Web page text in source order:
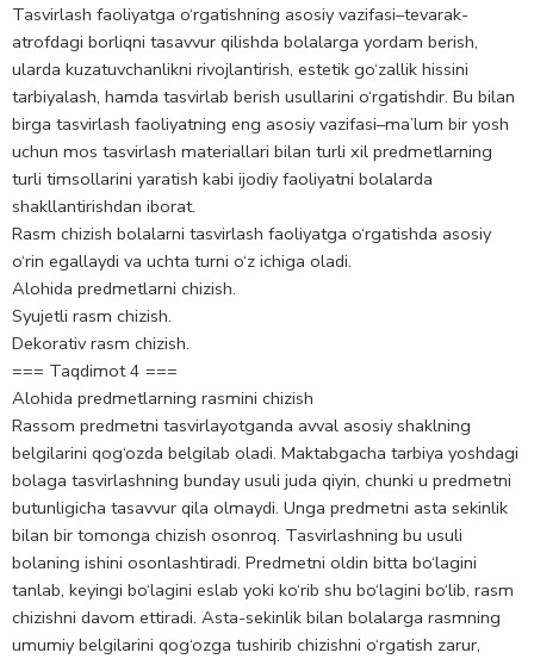
Tasvirlash faoliyatga o‘rgatishning asosiy vazifasi–tevarak-
atrofdagi borliqni tasavvur qilishda bolalarga yordam berish,
ularda kuzatuvchanlikni rivojlantirish, estetik go‘zallik hissini
tarbiyalash, hamda tasvirlab berish usullarini o‘rgatishdir. Bu bilan
birga tasvirlash faoliyatning eng asosiy vazifasi–ma’lum bir yosh
uchun mos tasvirlash materiallari bilan turli xil predmetlarning
turli timsollarini yaratish kabi ijodiy faoliyatni bolalarda
shakllantirishdan iborat.
Rasm chizish bolalarni tasvirlash faoliyatga o‘rgatishda asosiy
o‘rin egallaydi va uchta turni o‘z ichiga oladi.
Alohida predmetlarni chizish.
Syujetli rasm chizish.
Dekorativ rasm chizish.
=== Taqdimot 4 ===
Alohida predmetlarning rasmini chizish
Rassom predmetni tasvirlayotganda avval asosiy shaklning
belgilarini qog‘ozda belgilab oladi. Maktabgacha tarbiya yoshdagi
bolaga tasvirlashning bunday usuli juda qiyin, chunki u predmetni
butunligicha tasavvur qila olmaydi. Unga predmetni asta sekinlik
bilan bir tomonga chizish osonroq. Tasvirlashning bu usuli
bolaning ishini osonlashtiradi. Predmetni oldin bitta bo‘lagini
tanlab, keyingi bo‘lagini eslab yoki ko‘rib shu bo‘lagini bo‘lib, rasm
chizishni davom ettiradi. Asta-sekinlik bilan bolalarga rasmning
umumiy belgilarini qog‘ozga tushirib chizishni o‘rgatish zarur,